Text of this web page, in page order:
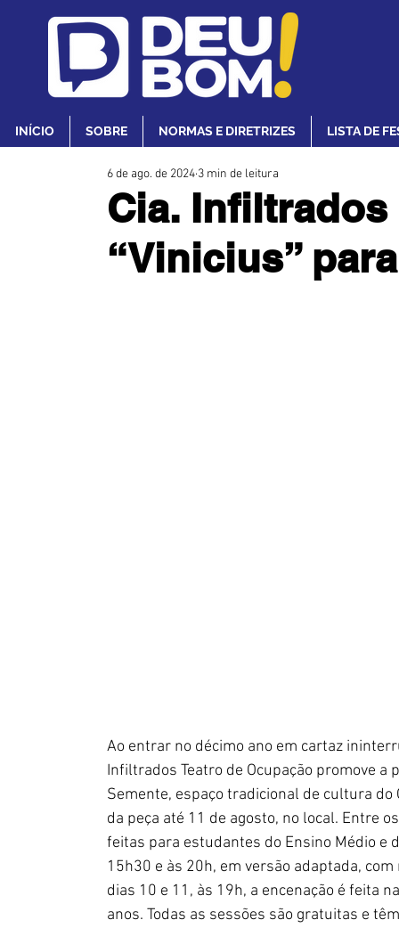
INÍCIO SOBRE NORMAS E DIRETRIZES LISTA DE
Cia.
“Vinicius”
6 de ago. de 2024 3 min de leitura
Ao entrar no décimo ano em cartaz
Infiltrados Teatro de Ocupação promove
Semente, espaço tradicional de cultura
da peça até 11 de agosto, no local. Entre
feitas para estudantes do Ensino Médio e
15h30 e às 20h, em versão adaptada,
dias 10 e 11, às 19h, a encenação é feita
anos. Todas as sessões são gratuitas e